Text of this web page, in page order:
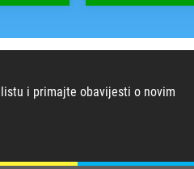
i primajte obavijesti o novim